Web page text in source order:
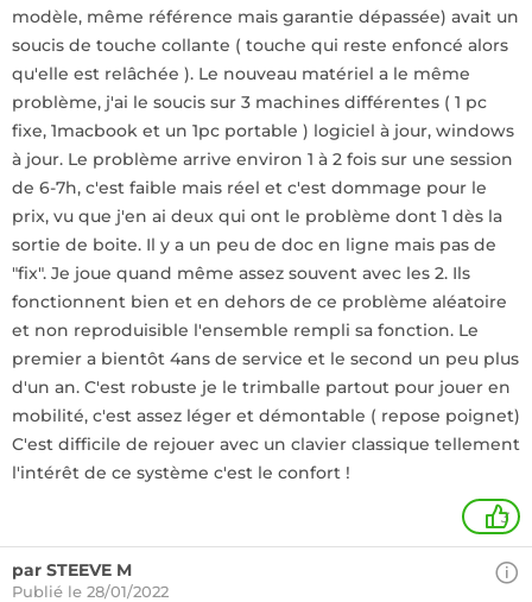
modèle, même référence mais garantie dépassée) avait un
soucis de touche collante ( touche qui reste enfoncé alors
qu'elle est relâchée ). Le nouveau matériel a le même
problème, j'ai le soucis sur 3 machines différentes ( 1 pc
fixe, 1macbook et un 1pc portable ) logiciel à jour, windows
à jour. Le problème arrive environ 1 à 2 fois sur une session
de 6-7h, c'est faible mais réel et c'est dommage pour le
prix, vu que j'en ai deux qui ont le problème dont 1 dès la
sortie de boite. Il y a un peu de doc en ligne mais pas de
"fix". Je joue quand même assez souvent avec les 2. Ils
fonctionnent bien et en dehors de ce problème aléatoire
et non reproduisible l'ensemble rempli sa fonction. Le
premier a bientôt 4ans de service et le second un peu plus
d'un an. C'est robuste je le trimballe partout pour jouer en
mobilité, c'est assez léger et démontable ( repose poignet)
C'est difficile de rejouer avec un clavier classique tellement
l'intérêt de ce système c'est le confort !
3
par STEEVE M
Publié le 28/01/2022